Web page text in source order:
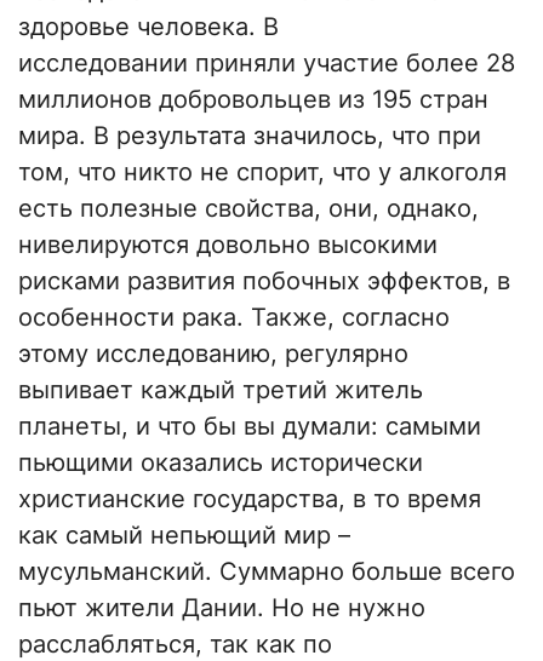
здоровье человека. В
исследовании приняли участие более 28
миллионов добровольцев из 195 стран
мира. В результата значилось, что при
том, что никто не спорит, что у алкоголя
есть полезные свойства, они, однако,
нивелируются довольно высокими
рисками развития побочных эффектов, в
особенности рака. Также, согласно
этому исследованию, регулярно
выпивает каждый третий житель
планеты, и что бы вы думали: самыми
пьющими оказались исторически
христианские государства, в то время
как самый непьющий мир –
мусульманский. Суммарно больше всего
пьют жители Дании. Но не нужно
расслабляться, так как по